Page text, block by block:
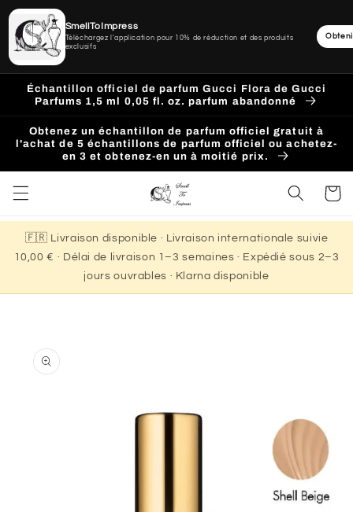
Ignorer
passer
au
Échantillon officiel de parfum Gucci Flora de Gucci
Parfums 1,5 ml 0,05 fl. oz. parfum abandonné
Obtenez un échantillon de parfum officiel gratuit à
l'achat de 5 échantillons de parfum officiel ou achetez-
en 3 et obtenez-en un à moitié prix.
Panier
🇫🇷 Livraison disponible · Livraison internationale suivie
10,00 € · Délai de livraison 1–3 semaines · Expédié sous 2–3
jours ouvrables · Klarna disponible
informations
produits
SmellToImpress
Téléchargez l'application pour 10% de réduction et des produits
exclusifs